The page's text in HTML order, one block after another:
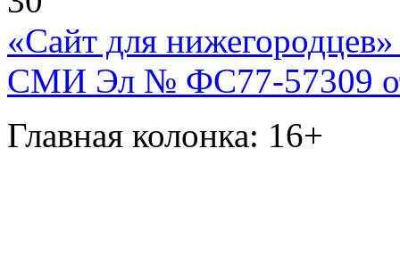
«Сайт для нижегородцев»
СМИ Эл № ФС77-57309
Главная колонка: 16+